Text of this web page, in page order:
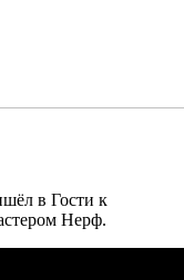
в Гости к
Нерф.